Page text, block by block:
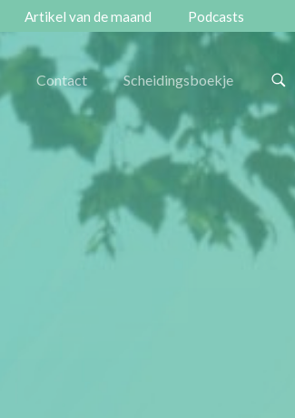
Artikel van de maand Podcasts
Contact Scheidingsboekje